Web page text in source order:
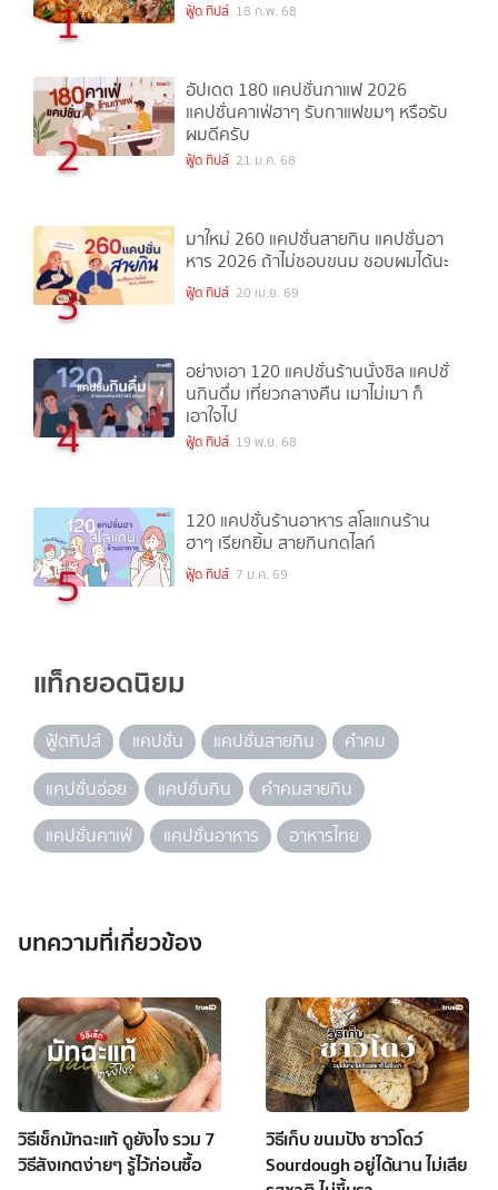
1 ฟู้ด ทิปส์ 18 ก.พ. 68
2
อัปเดต 180 แคปชั่นกาแฟ 2026
แคปชั่นคาเฟ่ฮาๆ รับกาแฟขมๆ หรือรับ
ผมดีครับ
ฟู้ด ทิปส์ 21 ม.ค. 68
3
มาใหม่ 260 แคปชั่นสายกิน แคปชั่นอา
หาร 2026 ถ้าไม่ชอบขนม ชอบผมได้นะ
ฟู้ด ทิปส์ 20 เม.ย. 69
4
อย่างเอา 120 แคปชั่นร้านนั่งชิล แคปชั่
นกินดื่ม เที่ยวกลางคืน เมาไม่เมา ก็
เอาใจไป
ฟู้ด ทิปส์ 19 พ.ย. 68
5
120 แคปชั่นร้านอาหาร สโลแกนร้าน
ฮาๆ เรียกยิ้ม สายกินกดไลก์
ฟู้ด ทิปส์ 7 ม.ค. 69
แท็กยอดนิยม
ฟู้ดทิปส์ แคปชั่น แคปชั่นสายกิน
คำคม
แคปชั่นอ่อย
แคปชั่นกิน
คำคมสายกิน
แคปชั่นคาเฟ่
แคปชั่นอาหาร อาหารไทย
บทความที่เกี่ยวข้อง
วิธีเช็กมัทฉะแท้ ดูยังไง รวม 7
วิธีสังเกตง่ายๆ รู้ไว้ก่อนซื้อ
วิธีเก็บ ขนมปัง ซาวโดว์
Sourdough อยู่ได้นาน ไม่เสีย